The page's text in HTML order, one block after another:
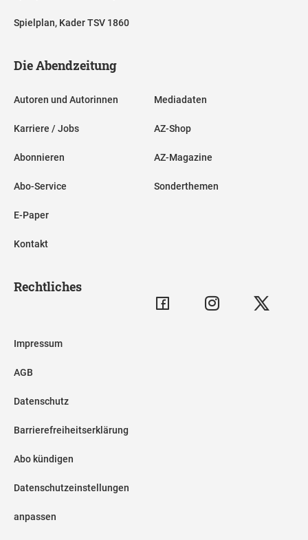
Spielplan, Kader TSV 1860
Die Abendzeitung
Autoren und Autorinnen
Karriere / Jobs
Abonnieren
Abo-Service
E-Paper
Kontakt
Mediadaten
AZ-Shop
AZ-Magazine
Sonderthemen
Rechtliches
Impressum
AGB
Datenschutz
Barrierefreiheitserklärung
Abo kündigen
Datenschutzeinstellungen
anpassen